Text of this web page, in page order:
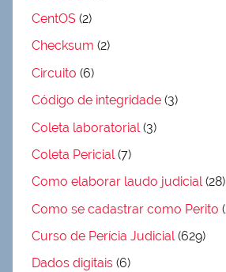
CentOS (2)
Checksum (2)
Circuito (6)
Código de integridade (3)
Coleta laboratorial (3)
Coleta Pericial(7)
Como elaborar laudo judicial(28)
Como se cadastrar como Perito
Curso de Perícia Judicial(629)
Dados digitais (6)